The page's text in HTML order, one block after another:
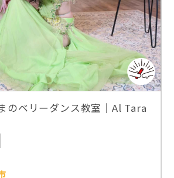
のベリーダンス教室｜Al Tara